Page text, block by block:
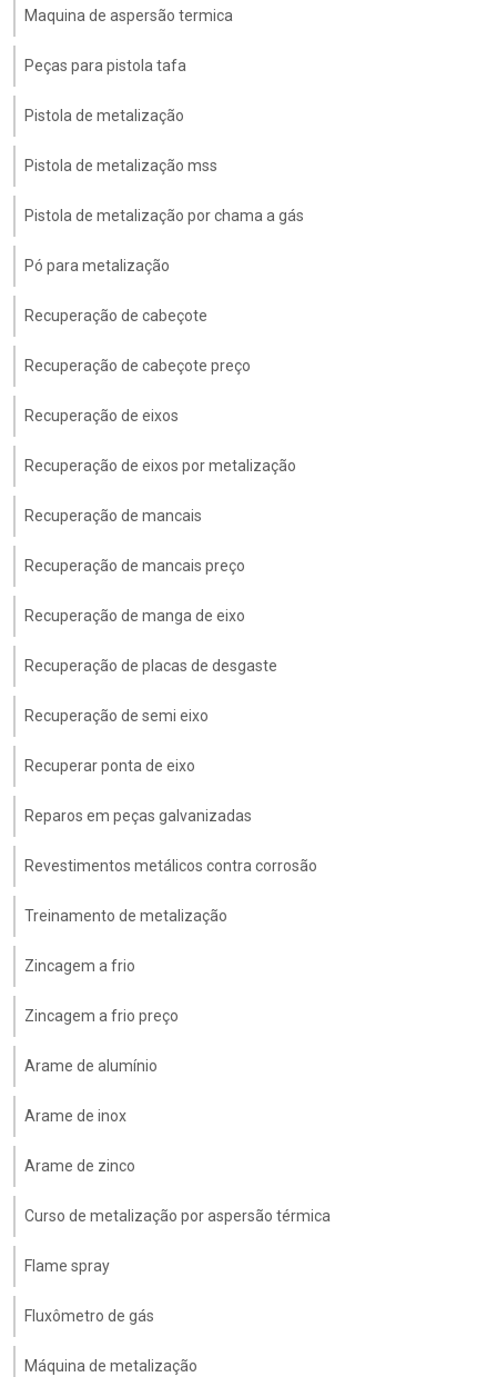
Maquina de aspersão termica
Peças para pistola tafa
Pistola de metalização
Pistola de metalização mss
Pistola de metalização por chama a gás
Pó para metalização
Recuperação de cabeçote
Recuperação de cabeçote preço
Recuperação de eixos
Recuperação de eixos por metalização
Recuperação de mancais
Recuperação de mancais preço
Recuperação de manga de eixo
Recuperação de placas de desgaste
Recuperação de semi eixo
Recuperar ponta de eixo
Reparos em peças galvanizadas
Revestimentos metálicos contra corrosão
Treinamento de metalização
Zincagem a frio
Zincagem a frio preço
Arame de alumínio
Arame de inox
Arame de zinco
Curso de metalização por aspersão térmica
Flame spray
Fluxômetro de gás
Máquina de metalização